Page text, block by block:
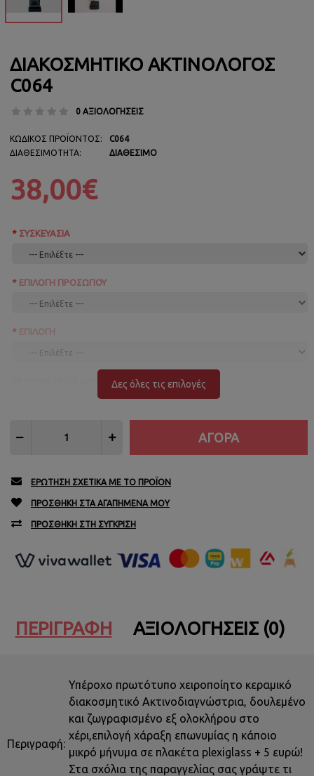
ΔΙΑΚΟΣΜΗΤΙΚΌ ΑΚΤΙΝΟΛΌΓΟΣ
C064
0 ΑΞΙΟΛΟΓΉΣΕΙΣ
ΚΩΔΙΚΌΣ ΠΡΟΪΌΝΤΟΣ:
ΔΙΑΘΕΣΙΜΌΤΗΤΑ:
C064
ΔΙΑΘΈΣΙΜΟ
38,00€
ΣΥΣΚΕΥΑΣΙΑ
ΕΠΙΛΟΓΉ ΠΡΟΣΏΠΟΥ
ΕΠΙΛΟΓΉ
ΜΉΝΥΜΑ ΠΡΟΣ ΧΆΡΑΞΗΔες όλες τις επιλογές
ΕΡΏΤΗΣΗ ΣΧΕΤΙΚΆ ΜΕ ΤΟ ΠΡΟΪΌΝ
ΠΡΟΣΘΉΚΗ ΣΤΑ ΑΓΑΠΗΜΈΝΑ ΜΟΥ
ΠΡΟΣΘΉΚΗ ΣΤΗ ΣΎΓΚΡΙΣΗ
ΠΕΡΙΓΡΑΦΉ ΑΞΙΟΛΟΓΉΣΕΙΣ (0)
Περιγραφή:
Υπέροχο πρωτότυπο χειροποίητο κεραμικό
διακοσμητικό Ακτινοδιαγνώστρια, δουλεμένο
και ζωγραφισμένο εξ ολοκλήρου στο
χέρι,επιλογή χάραξη επωνυμίας η κάποιο
μικρό μήνυμα σε πλακέτα plexiglass + 5 ευρώ!
Στα σχόλια της παραγγελίας σας γράψτε τι